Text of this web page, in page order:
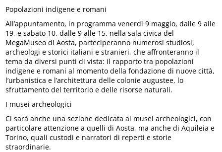
Popolazioni indigene e romani
All’appuntamento, in programma venerdì 9 maggio, dalle 9 alle
19, e sabato 10, dalle 9 alle 15, nella sala civica del
MegaMuseo di Aosta, parteciperanno numerosi studiosi,
archeologi e storici italiani e stranieri, che affronteranno il
tema da diversi punti di vista: il rapporto tra popolazioni
indigene e romani al momento della fondazione di nuove città,
l’urbanistica e l’architettura delle colonie augustee, lo
sfruttamento del territorio e delle risorse naturali.
I musei archeologici
Ci sarà anche una sezione dedicata ai musei archeologici, con
particolare attenzione a quelli di Aosta, ma anche di Aquileia e
Torino, quali custodi e narratori di reperti e storie
straordinarie.